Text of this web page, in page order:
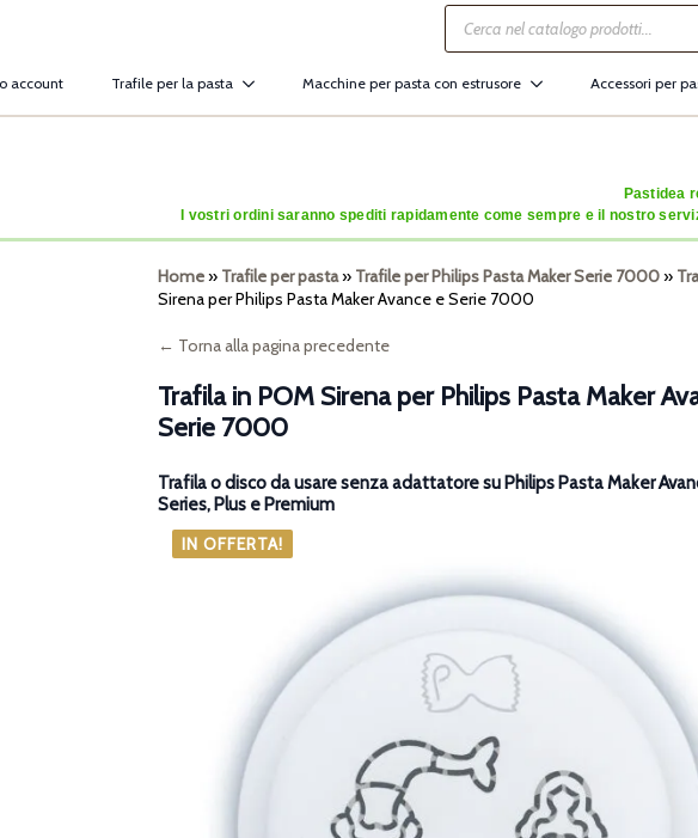
Ricerca
prodotti
account Trafile per la pasta Macchine per pasta con estrusore Accessori per
Pastidea
I vostri ordini saranno spediti rapidamente come sempre e il nostro
Home» Trafile per pasta» Trafile per Philips Pasta Maker Serie 7000»
Sirena per Philips Pasta Maker Avance e Serie 7000
← Torna alla pagina precedente
Trafila in POM Sirena per Philips Pasta Maker
Serie 7000
Trafila o disco da usare senza adattatore su Philips Pasta Maker
Series, Plus e Premium
IN OFFERTA!